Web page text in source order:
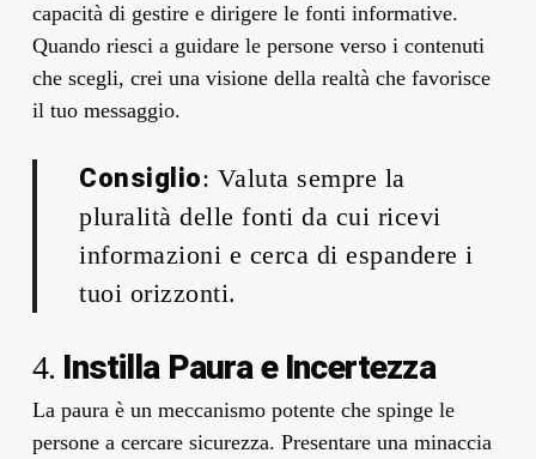
capacità di gestire e dirigere le fonti informative.
Quando riesci a guidare le persone verso i contenuti
che scegli, crei una visione della realtà che favorisce
il tuo messaggio.
Consiglio: Valuta sempre la
pluralità delle fonti da cui ricevi
informazioni e cerca di espandere i
tuoi orizzonti.
4. Instilla Paura e Incertezza
La paura è un meccanismo potente che spinge le
persone a cercare sicurezza. Presentare una minaccia